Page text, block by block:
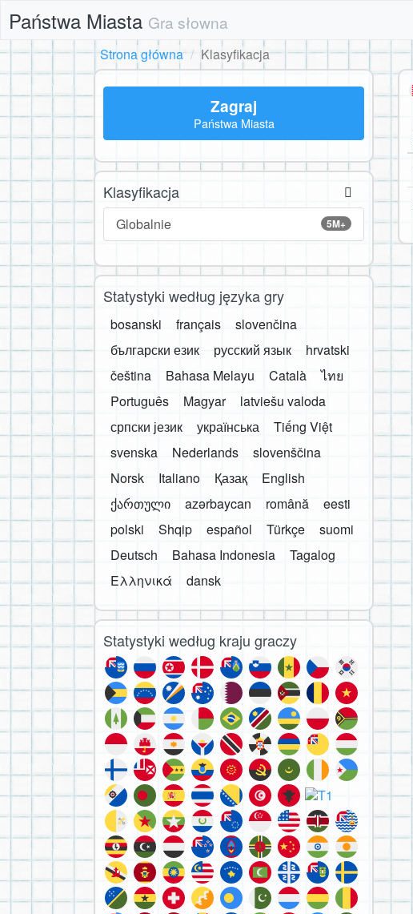
Państwa Miasta Gra słowna
Strona główna
Klasyfikacja
Zagraj
Państwa Miasta
Klasyfikacja
5M+
Globalnie
Statystyki według języka gry
bosanski français
slovenčina
български език
русский язык
hrvatski
čeština
Bahasa Melayu Català
ไทย
Português
Magyar
latviešu valoda
српски језик
українська
Tiếng Việt
svenska
Nederlands
slovenščina
Norsk
Italiano Қазақ
English
ქართული
azərbaycan română
eesti
polski
Shqip español Türkçe
suomi
Deutsch
Bahasa Indonesia
Tagalog
Ελληνικά
dansk
Statystyki według kraju graczy